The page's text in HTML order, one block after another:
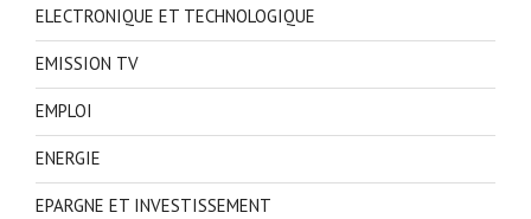
ELECTRONIQUE ET TECHNOLOGIQUE
EMISSION TV
EMPLOI
ENERGIE
EPARGNE ET INVESTISSEMENT